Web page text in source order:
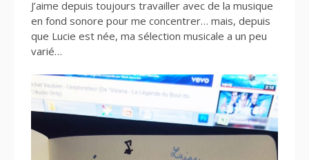
J’aime depuis toujours travailler avec de la musique
en fond sonore pour me concentrer… mais, depuis
que Lucie est née, ma sélection musicale a un peu
varié…